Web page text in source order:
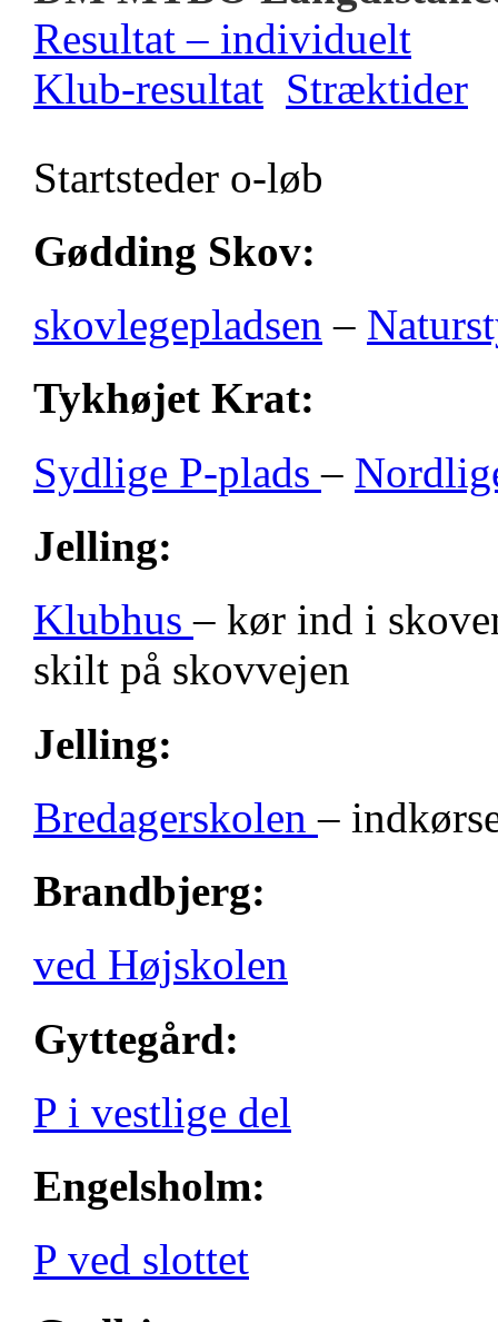
Resultat – individuelt
Klub-resultat Stræktider
Startsteder o-løb
Gødding Skov:
skovlegepladsen –
Tykhøjet Krat:
Sydlige P-plads–
Jelling:
Klubhus– kør ind i
skilt på skovvejen
Jelling:
Bredagerskolen–
Brandbjerg:
ved Højskolen
Gyttegård:
P i vestlige del
Engelsholm:
P ved slottet